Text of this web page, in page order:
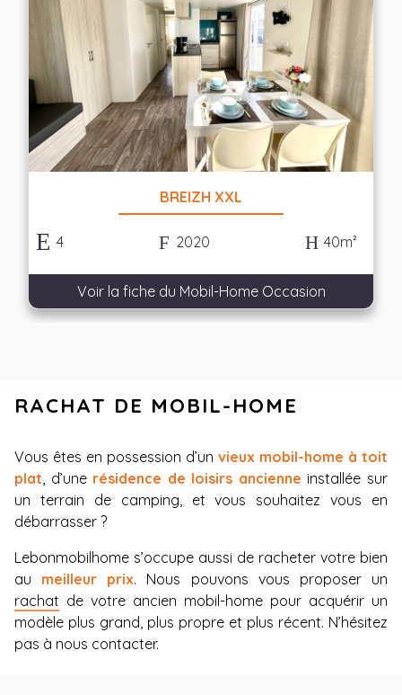
BREIZH XXL
4 2020 40m²
Voir la fiche du Mobil-Home Occasion
RACHAT DE MOBIL-HOME
Vous êtes en possession d’un vieux mobil-home à toit
plat, d’une résidence de loisirs ancienne installée sur
un terrain de camping, et vous souhaitez vous en
débarrasser ?
Lebonmobilhome s’occupe aussi de racheter votre bien
au meilleur prix. Nous pouvons vous proposer un
rachat de votre ancien mobil-home pour acquérir un
modèle plus grand, plus propre et plus récent. N’hésitez
pas à nous contacter.